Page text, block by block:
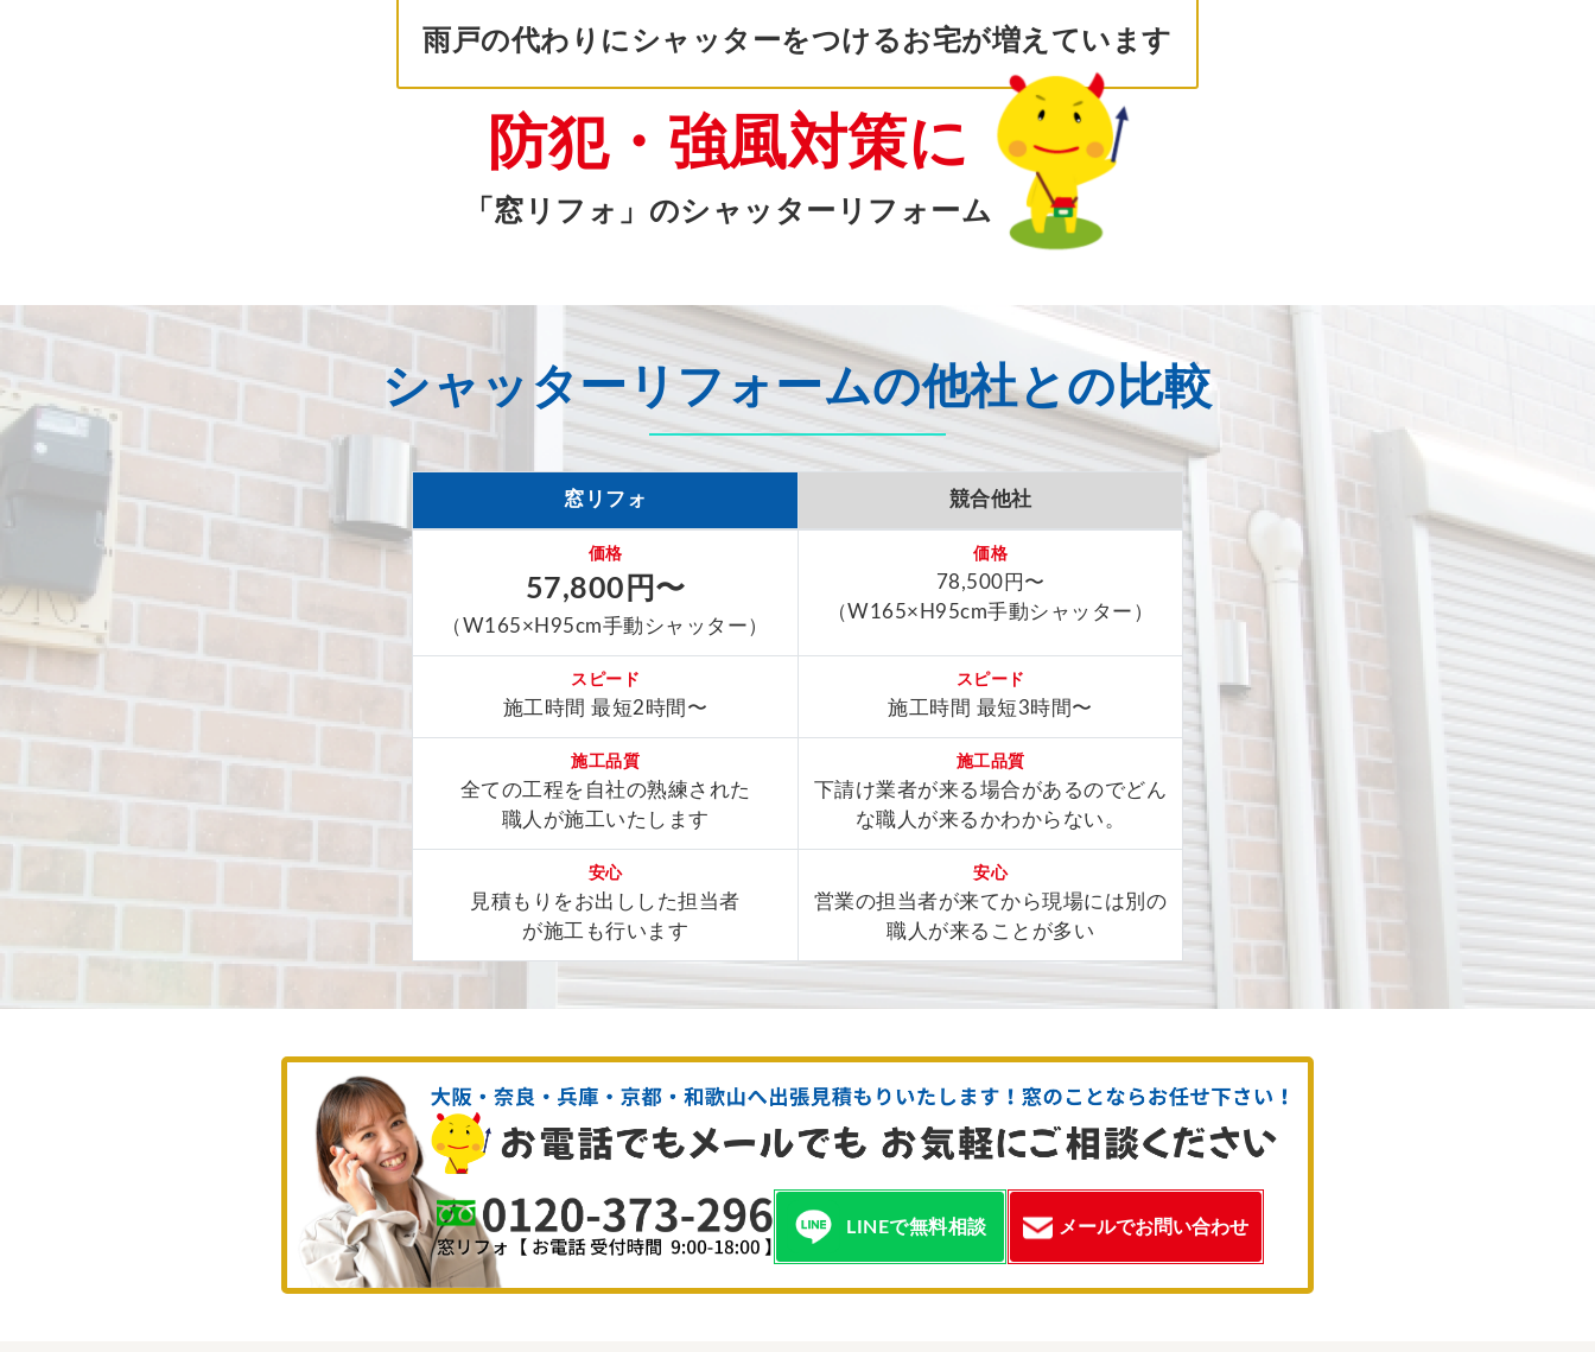
雨戸の代わりにシャッターをつけるお宅が増えています
防犯・強風対策に
「窓リフォ」のシャッターリフォーム
シャッターリフォームの他社との比較
窓リフォ 競合他社
価格
57,800円〜
（W165×H95cm手動シャッター）
価格
78,500円〜
（W165×H95cm手動シャッター）
スピード
施工時間 最短2時間〜
スピード
施工時間 最短3時間〜
施工品質
全ての工程を自社の熟練された
職人が施工いたします
施工品質
下請け業者が来る場合があるのでどん
な職人が来るかわからない。
安心
見積もりをお出しした担当者
が施工も行います
安心
営業の担当者が来てから現場には別の
職人が来ることが多い
LINEで無料相談 メールでお問い合わせ